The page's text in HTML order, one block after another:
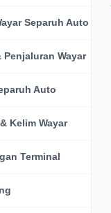
Separuh Auto
Penjaluran Wayar
Auto
Kelim Wayar
Terminal